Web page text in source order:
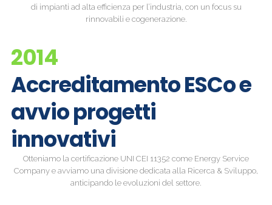
di impianti ad alta efficienza per l’industria, con un focus su
rinnovabili e cogenerazione.
2014
Accreditamento ESCo e
avvio progetti
innovativi
Otteniamo la certificazione UNI CEI 11352 come Energy Service
Company e avviamo una divisione dedicata alla Ricerca & Sviluppo,
anticipando le evoluzioni del settore.